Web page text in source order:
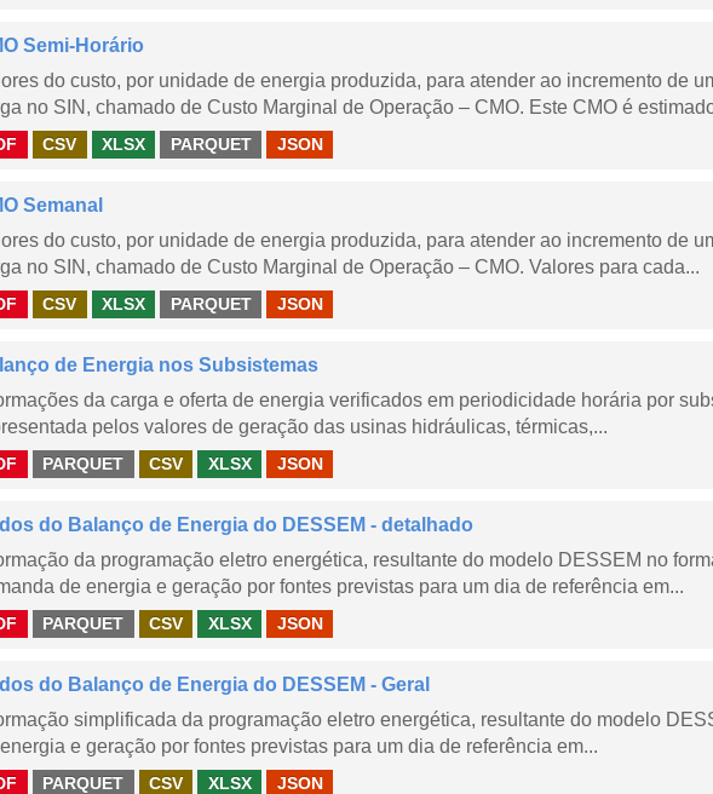
Semi-Horário
do custo, por unidade de energia produzida, para atender ao incremento de
no SIN, chamado de Custo Marginal de Operação – CMO. Este CMO é
CSV XLSX PARQUET JSON
Semanal
do custo, por unidade de energia produzida, para atender ao incremento de
no SIN, chamado de Custo Marginal de Operação – CMO. Valores para cada...
CSV XLSX PARQUET JSON
de Energia nos Subsistemas
da carga e oferta de energia verificados em periodicidade horária por
pelos valores de geração das usinas hidráulicas, térmicas,...
PARQUET CSV XLSX JSON
do Balanço de Energia do DESSEM - detalhado
da programação eletro energética, resultante do modelo DESSEM no
de energia e geração por fontes previstas para um dia de referência em...
PARQUET CSV XLSX JSON
do Balanço de Energia do DESSEM - Geral
simplificada da programação eletro energética, resultante do modelo
e geração por fontes previstas para um dia de referência em...
PARQUET CSV XLSX JSON